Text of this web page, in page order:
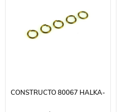
CONSTRUCTO 80067 HALKA-